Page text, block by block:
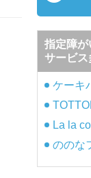
指定障が
サービ
ケーキ
La la
ののな